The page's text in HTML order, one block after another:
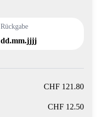
Rückgabe
dd.mm.jjjj
CHF 121.80
CHF 12.50